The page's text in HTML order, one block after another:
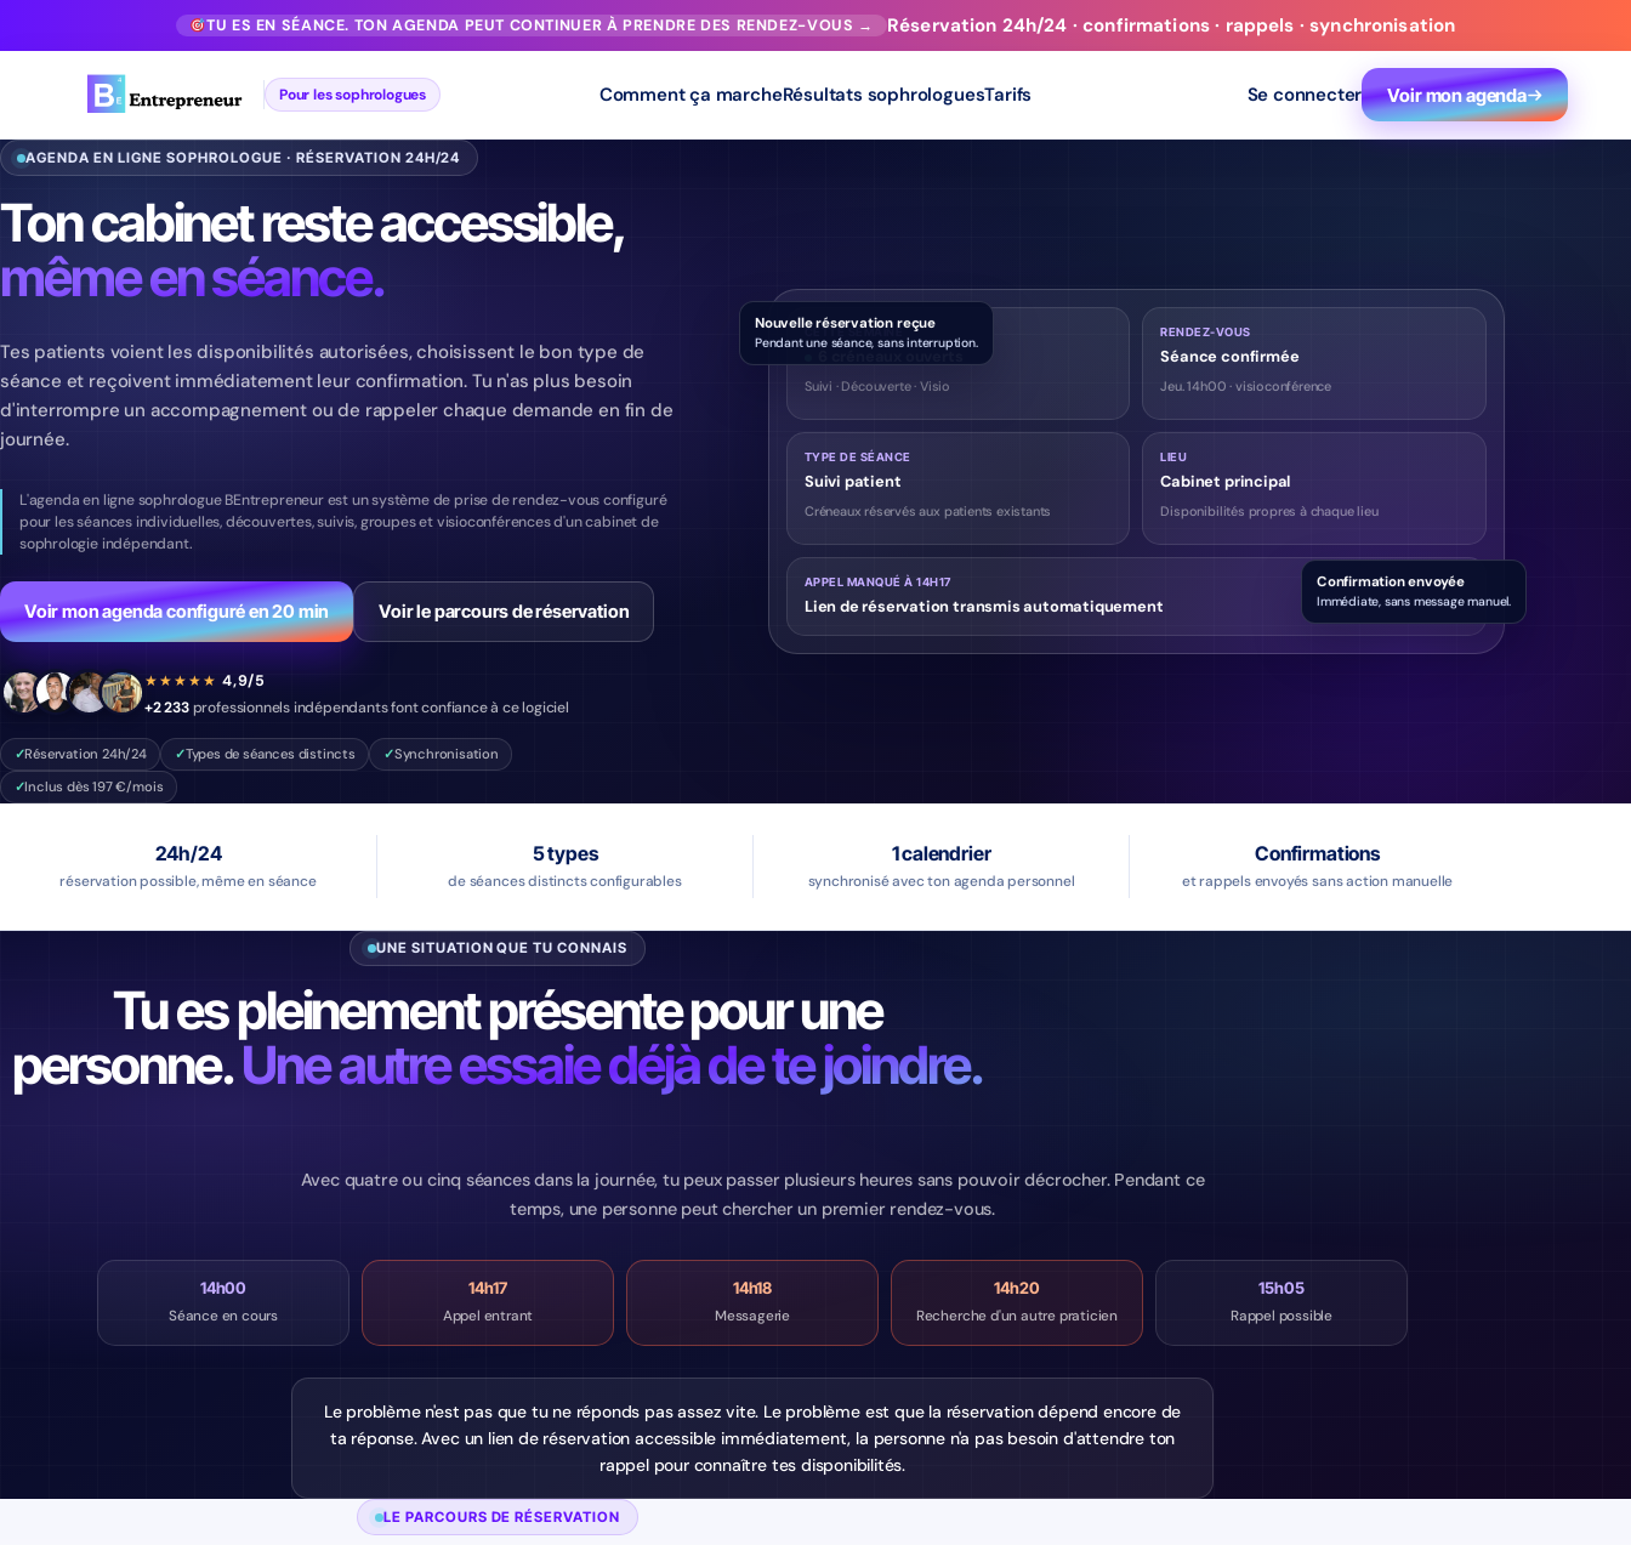
TU ES EN SÉANCE. TON AGENDA PEUT CONTINUER À PRENDRE DES RENDEZ-VOUS → Réservation 24h/24 · confirmations · rappels · synchronisation
Pour les sophrologues Comment ça marcheRésultats sophrologuesTarifs Se connecter Voir mon agenda
AGENDA EN LIGNE SOPHROLOGUE · RÉSERVATION 24H/24
Ton cabinet reste accessible,
même en séance.
Tes patients voient les disponibilités autorisées, choisissent le bon type de
séance et reçoivent immédiatement leur confirmation. Tu n'as plus besoin
d'interrompre un accompagnement ou de rappeler chaque demande en fin de
journée.
L'agenda en ligne sophrologue BEntrepreneur est un système de prise de rendez-vous configuré
pour les séances individuelles, découvertes, suivis, groupes et visioconférences d'un cabinet de
sophrologie indépendant.
Voir mon agenda configuré en 20 min Voir le parcours de réservation
★★★★★ 4,9/5
+2 233professionnels indépendants font confiance à ce logiciel
Réservation 24h/24 Types de séances distincts
Synchronisation
Inclus dès 197 €/mois
CETTE SEMAINE
6 créneaux ouverts
Suivi · Découverte · Visio
RENDEZ-VOUS
Séance confirmée
Jeu. 14h00 · visioconférence
TYPE DE SÉANCE
Suivi patient
Créneaux réservés aux patients existants
LIEU
Cabinet principal
Disponibilités propres à chaque lieu
APPEL MANQUÉ À 14H17
Lien de réservation transmis automatiquement
Nouvelle réservation reçue
Pendant une séance, sans interruption.
Confirmation envoyée
Immédiate, sans message manuel.
24h/24
réservation possible, même en séance
5 types
de séances distincts configurables
1 calendrier
synchronisé avec ton agenda personnel
Confirmations
et rappels envoyés sans action manuelle
UNE SITUATION QUE TU CONNAIS
Tu es pleinement présente pour une
personne.Une autre essaie déjà de te joindre.
Avec quatre ou cinq séances dans la journée, tu peux passer plusieurs heures sans pouvoir décrocher. Pendant ce
temps, une personne peut chercher un premier rendez-vous.
14h00
Séance en cours
14h17
Appel entrant
14h18
Messagerie
14h20
Recherche d'un autre praticien
15h05
Rappel possible
Le problème n'est pas que tu ne réponds pas assez vite. Le problème est que la réservation dépend encore de
ta réponse. Avec un lien de réservation accessible immédiatement, la personne n'a pas besoin d'attendre ton
rappel pour connaître tes disponibilités.
LE PARCOURS DE RÉSERVATION